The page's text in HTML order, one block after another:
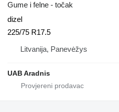
Gume i felne - točak
dizel
225/75 R17.5
Litvanija, Panevėžys
UAB Aradnis